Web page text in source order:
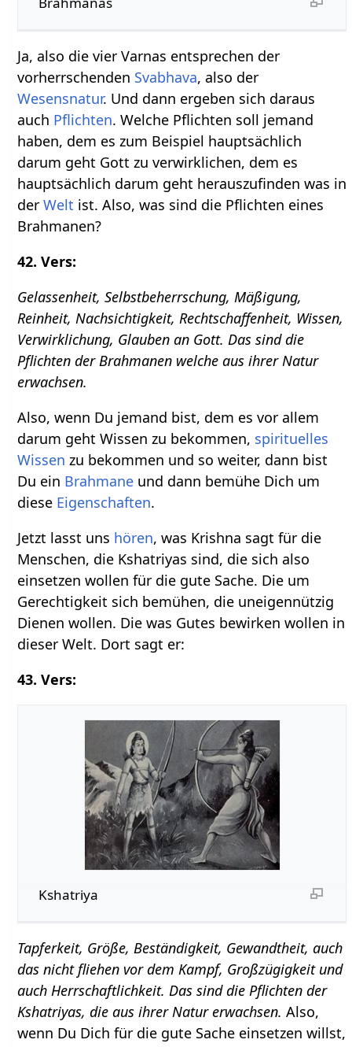
Ja, also die vier Varnas entsprechen der
vorherrschenden Svabhava, also der
Wesensnatur. Und dann ergeben sich daraus
auch Pflichten. Welche Pflichten soll jemand
haben, dem es zum Beispiel hauptsächlich
darum geht Gott zu verwirklichen, dem es
hauptsächlich darum geht herauszufinden was in
derWelt ist. Also, was sind die Pflichten eines
Brahmanen?
42. Vers:
Gelassenheit, Selbstbeherrschung, Mäßigung,
Reinheit, Nachsichtigkeit, Rechtschaffenheit, Wissen,
Verwirklichung, Glauben an Gott. Das sind die
Pflichten der Brahmanen welche aus ihrer Natur
erwachsen.
Also, wenn Du jemand bist, dem es vor allem
darum geht Wissen zu bekommen, spirituelles
Wissen zu bekommen und so weiter, dann bist
Du ein Brahmane und dann bemühe Dich um
diese Eigenschaften.
Jetzt lasst uns hören, was Krishna sagt für die
Menschen, die Kshatriyas sind, die sich also
einsetzen wollen für die gute Sache. Die um
Gerechtigkeit sich bemühen, die uneigennützig
Dienen wollen. Die was Gutes bewirken wollen in
dieser Welt. Dort sagt er:
43. Vers:
Kshatriya
Tapferkeit, Größe, Beständigkeit, Gewandtheit, auch
das nicht fliehen vor dem Kampf, Großzügigkeit und
auch Herrschaftlichkeit. Das sind die Pflichten der
Kshatriyas, die aus ihrer Natur erwachsen.Also,
wenn Du Dich für die gute Sache einsetzen willst,